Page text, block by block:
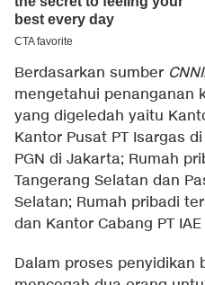
Berdasarkan sumber
mengetahui penanganan
yang digeledah yaitu
Kantor Pusat PT Isargas
PGN di Jakarta; Rumah
Tangerang Selatan dan
Selatan; Rumah pribadi
dan Kantor Cabang PT
Dalam proses penyidikan